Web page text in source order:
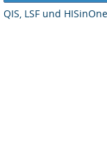
QIS, LSF und